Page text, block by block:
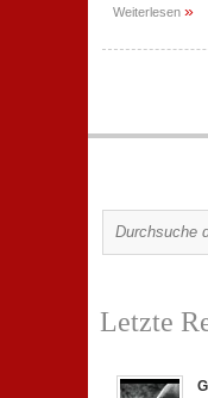
Weiterlesen »
Letzte